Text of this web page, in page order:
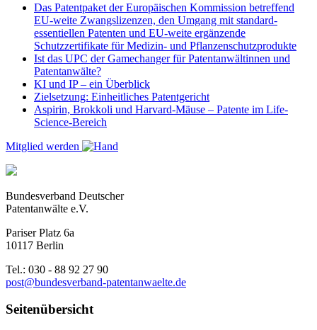
Das Patentpaket der Europäischen Kommission betreffend
EU-weite Zwangslizenzen, den Umgang mit standard-
essentiellen Patenten und EU-weite ergänzende
Schutzzertifikate für Medizin- und Pflanzenschutzprodukte
Ist das UPC der Gamechanger für Patentanwältinnen und
Patentanwälte?
KI und IP – ein Überblick
Zielsetzung: Einheitliches Patentgericht
Aspirin, Brokkoli und Harvard-Mäuse – Patente im Life-
Science-Bereich
Mitglied werden
Bundesverband Deutscher
Patentanwälte e.V.
Pariser Platz 6a
10117 Berlin
Tel.: 030 - 88 92 27 90
post@bundesverband-patentanwaelte.de
Seitenübersicht